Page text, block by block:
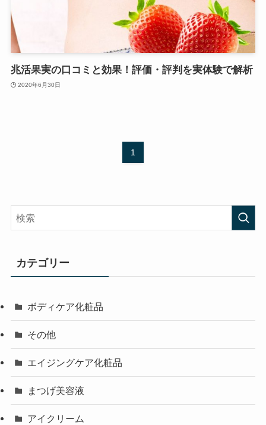
兆活果実の口コミと効果！評価・評判を実体験で解析
2020年6月30日
1
カテゴリー
ボディケア化粧品
その他
エイジングケア化粧品
まつげ美容液
アイクリーム